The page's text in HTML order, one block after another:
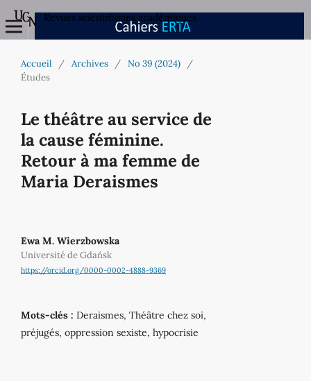
Revues scientifiques académiques
Accueil / Archives / No 39 (2024)
/
Études
Le théâtre au service de
la cause féminine.
Retour à ma femme de
Maria Deraismes
Ewa M. Wierzbowska
Université de Gdańsk
https://orcid.org/0000-0002-4888-9369
Mots-clés : Deraismes, Théâtre chez soi,
préjugés, oppression sexiste, hypocrisie